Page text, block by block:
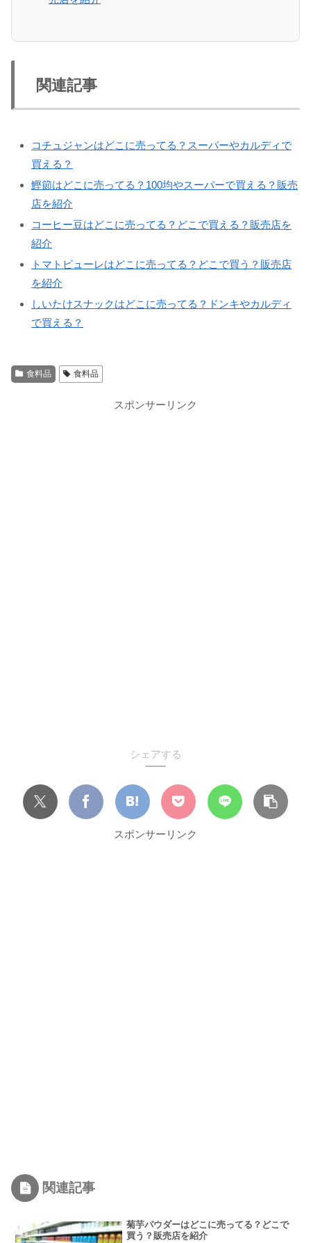
関連記事
コチュジャンはどこに売ってる？スーパーやカルディで
買える？
鰹節はどこに売ってる？100均やスーパーで買える？販売
店を紹介
コーヒー豆はどこに売ってる？どこで買える？販売店を
紹介
トマトピューレはどこに売ってる？どこで買う？販売店
を紹介
しいたけスナックはどこに売ってる？ドンキやカルディ
で買える？
食料品 食料品
スポンサーリンク
シェアする
スポンサーリンク
関連記事
菊芋パウダーはどこに売ってる？どこで
買う？販売店を紹介